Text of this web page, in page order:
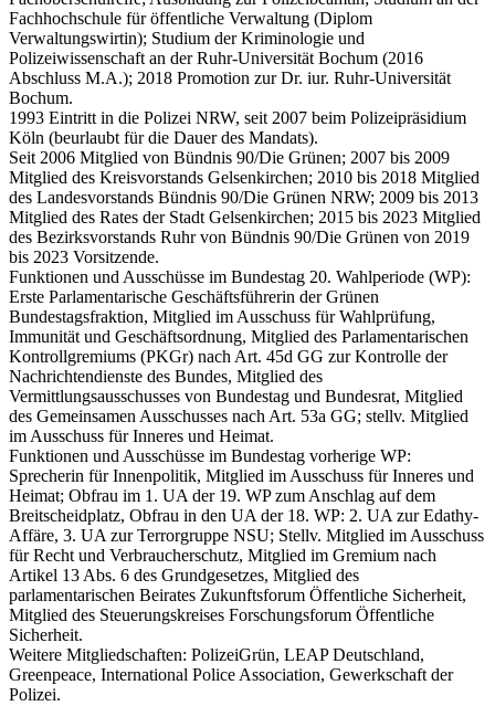
Fachhochschule für öffentliche Verwaltung (Diplom
Verwaltungswirtin); Studium der Kriminologie und
Polizeiwissenschaft an der Ruhr-Universität Bochum (2016
Abschluss M.A.); 2018 Promotion zur Dr. iur. Ruhr-Universität
Bochum.
1993 Eintritt in die Polizei NRW, seit 2007 beim Polizeipräsidium
Köln (beurlaubt für die Dauer des Mandats).
Seit 2006 Mitglied von Bündnis 90/Die Grünen; 2007 bis 2009
Mitglied des Kreisvorstands Gelsenkirchen; 2010 bis 2018 Mitglied
des Landesvorstands Bündnis 90/Die Grünen NRW; 2009 bis 2013
Mitglied des Rates der Stadt Gelsenkirchen; 2015 bis 2023 Mitglied
des Bezirksvorstands Ruhr von Bündnis 90/Die Grünen von 2019
bis 2023 Vorsitzende.
Funktionen und Ausschüsse im Bundestag 20. Wahlperiode (WP):
Erste Parlamentarische Geschäftsführerin der Grünen
Bundestagsfraktion, Mitglied im Ausschuss für Wahlprüfung,
Immunität und Geschäftsordnung, Mitglied des Parlamentarischen
Kontrollgremiums (PKGr) nach Art. 45d GG zur Kontrolle der
Nachrichtendienste des Bundes, Mitglied des
Vermittlungsausschusses von Bundestag und Bundesrat, Mitglied
des Gemeinsamen Ausschusses nach Art. 53a GG; stellv. Mitglied
im Ausschuss für Inneres und Heimat.
Funktionen und Ausschüsse im Bundestag vorherige WP:
Sprecherin für Innenpolitik, Mitglied im Ausschuss für Inneres und
Heimat; Obfrau im 1. UA der 19. WP zum Anschlag auf dem
Breitscheidplatz, Obfrau in den UA der 18. WP: 2. UA zur Edathy-
Affäre, 3. UA zur Terrorgruppe NSU; Stellv. Mitglied im Ausschuss
für Recht und Verbraucherschutz, Mitglied im Gremium nach
Artikel 13 Abs. 6 des Grundgesetzes, Mitglied des
parlamentarischen Beirates Zukunftsforum Öffentliche Sicherheit,
Mitglied des Steuerungskreises Forschungsforum Öffentliche
Sicherheit.
Weitere Mitgliedschaften: PolizeiGrün, LEAP Deutschland,
Greenpeace, International Police Association, Gewerkschaft der
Polizei.